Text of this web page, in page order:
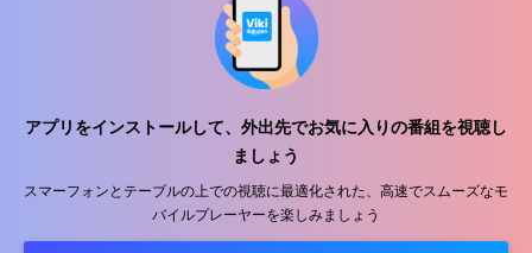
アプリをインストールして、外出先でお気に入りの番組を視聴し
ましょう
スマーフォンとテーブルの上での視聴に最適化された、高速でスムーズなモ
バイルプレーヤーを楽しみましょう
プレス向け情報
利用規約
プライバシーポリシー